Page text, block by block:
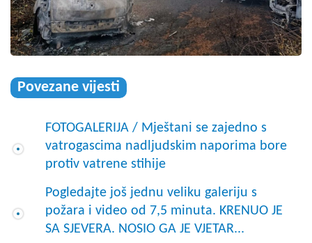
Povezane vijesti
FOTOGALERIJA / Mještani se zajedno s
vatrogascima nadljudskim naporima bore
protiv vatrene stihije
Pogledajte još jednu veliku galeriju s
požara i video od 7,5 minuta. KRENUO JE
SA SJEVERA. NOSIO GA JE VJETAR...